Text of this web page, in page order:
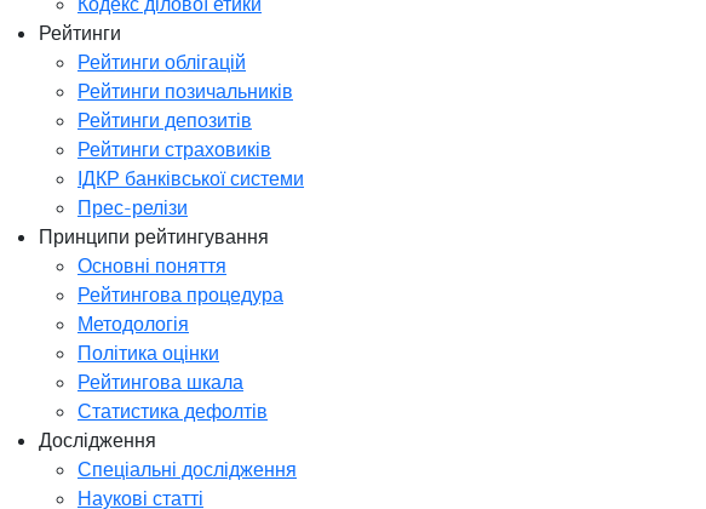
Рейтинги
Рейтинги облігацій
Рейтинги позичальників
Рейтинги депозитів
Рейтинги страховиків
ІДКР банківської системи
Прес-релізи
Принципи рейтингування
Основні поняття
Рейтингова процедура
Методологія
Політика оцінки
Рейтингова шкала
Статистика дефолтів
Дослідження
Спеціальні дослідження
Наукові статті